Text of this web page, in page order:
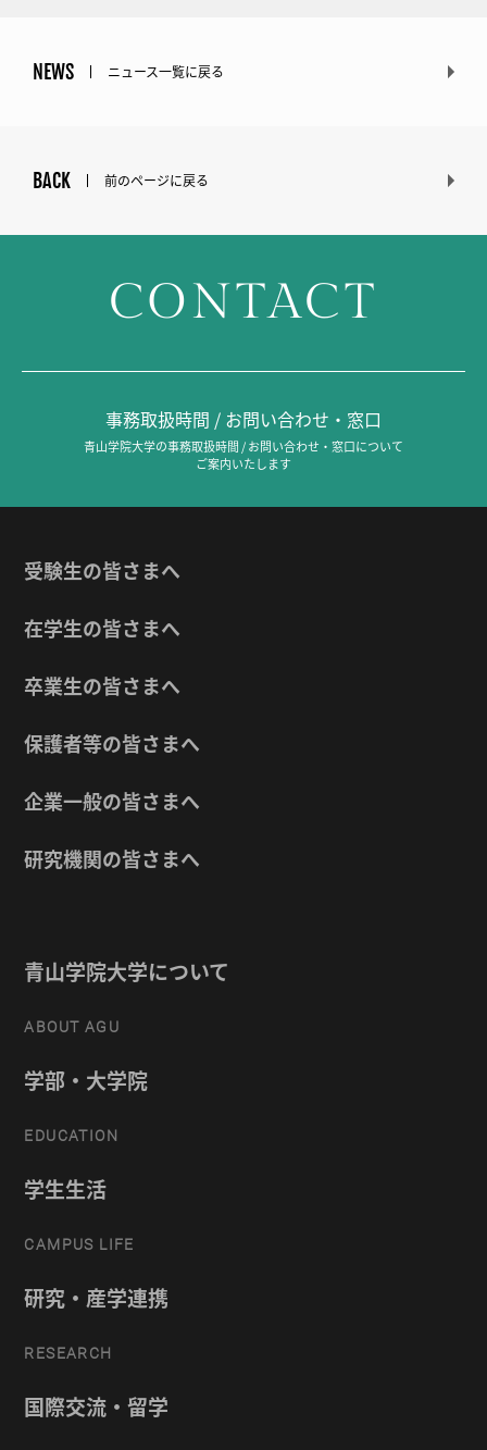
NEWS ニュース一覧に戻る
BACK 前のページに戻る
CONTACT
事務取扱時間 / お問い合わせ・窓口
青山学院大学の事務取扱時間 / お問い合わせ・窓口について
ご案内いたします
受験生の皆さまへ
在学生の皆さまへ
卒業生の皆さまへ
保護者等の皆さまへ
企業一般の皆さまへ
研究機関の皆さまへ
青山学院大学について
ABOUT AGU
学部・大学院
EDUCATION
学生生活
CAMPUS LIFE
研究・産学連携
RESEARCH
国際交流・留学